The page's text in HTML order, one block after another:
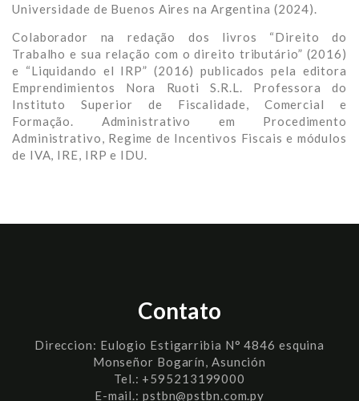
Universidade de Buenos Aires na Argentina (2024).
Colaborador na redação dos livros “Direito do
Trabalho e sua relação com o direito tributário” (2016)
e “Liquidando el IRP” (2016) publicados pela editora
Emprendimientos Nora Ruoti S.R.L. Professora do
Instituto Superior de Fiscalidade, Comercial e
Formação. Administrativo em Procedimento
Administrativo, Regime de Incentivos Fiscais e módulos
de IVA, IRE, IRP e IDU.
Contato
Direccion: Eulogio Estigarribia N° 4846 esquina
Monseñor Bogarín, Asunción
Tel.: +595213199000
E-mail.: pstbn@pstbn.com.py